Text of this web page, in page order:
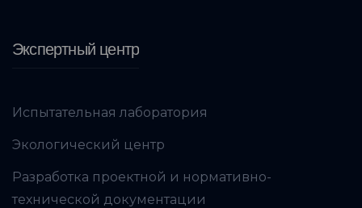
Экспертный центр
Испытательная лаборатория
Экологический центр
Разработка проектной и нормативно-
технической документации